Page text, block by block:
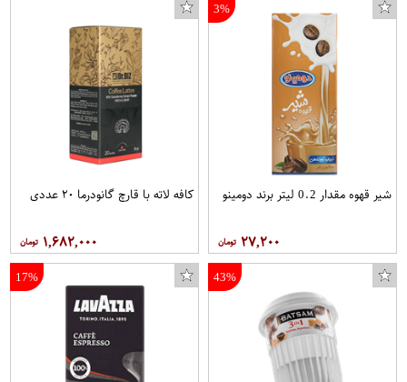
3%
شیر قهوه مقدار 0.2 لیتر برند دومینو
۲۷,۲۰۰
کافه لاته با قارچ گانودرما ۲۰ عددی
۱,۶۸۲,۰۰۰
43%
17%